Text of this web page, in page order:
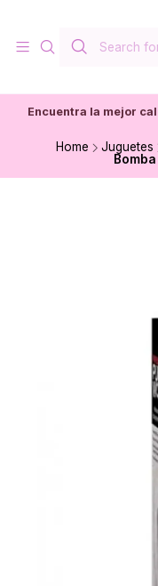
Encuentra la mejor
Home Juguetes